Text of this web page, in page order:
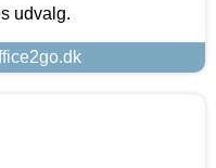
udvalg.